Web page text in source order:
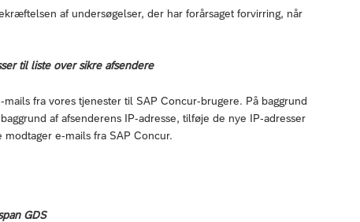
af undersøgelser, der har forårsaget forvirring, når
til liste over sikre afsendere
fra vores tjenester til SAP Concur-brugere. På baggrund
af afsenderens IP-adresse, tilføje de nye IP-adresser
e-mails fra SAP Concur.
GDS